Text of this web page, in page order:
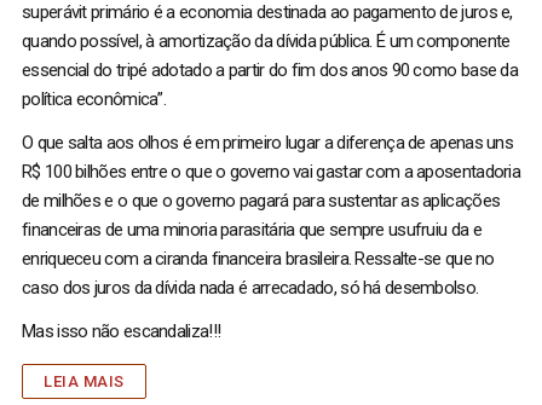
superávit primário é a economia destinada ao pagamento de juros e,
quando possível, à amortização da dívida pública. É um componente
essencial do tripé adotado a partir do fim dos anos 90 como base da
política econômica”.
O que salta aos olhos é em primeiro lugar a diferença de apenas uns
R$ 100 bilhões entre o que o governo vai gastar com a aposentadoria
de milhões e o que o governo pagará para sustentar as aplicações
financeiras de uma minoria parasitária que sempre usufruiu da e
enriqueceu com a ciranda financeira brasileira. Ressalte-se que no
caso dos juros da dívida nada é arrecadado, só há desembolso.
Mas isso não escandaliza!!!
LEIA MAIS